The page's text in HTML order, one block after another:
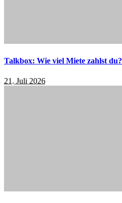
Talkbox: Wie viel Miete zahlst du?
21. Juli 2026